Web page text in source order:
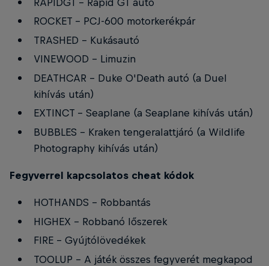
ROCKET - PCJ-600 motorkerékpár
TRASHED - Kukásautó
VINEWOOD - Limuzin
DEATHCAR - Duke O'Death autó (a Duel
kihívás után)
EXTINCT - Seaplane (a Seaplane kihívás után)
BUBBLES - Kraken tengeralattjáró (a Wildlife
Photography kihívás után)
Fegyverrel kapcsolatos cheat kódok
HOTHANDS - Robbantás
HIGHEX - Robbanó lőszerek
FIRE - Gyújtólövedékek
TOOLUP - A játék összes fegyverét megkapod